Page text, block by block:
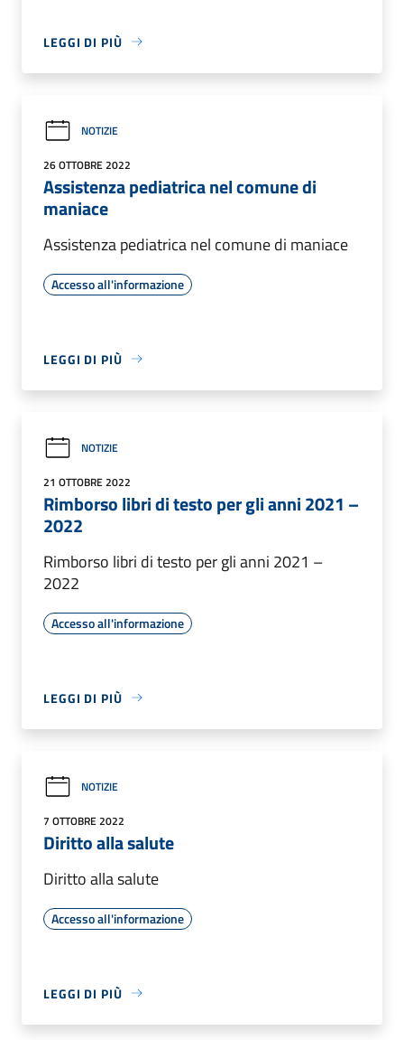
LEGGI DI PIÙ
NOTIZIE
26 OTTOBRE 2022
Assistenza pediatrica nel comune di
maniace
Assistenza pediatrica nel comune di maniace
Accesso all'informazione
LEGGI DI PIÙ
NOTIZIE
21 OTTOBRE 2022
Rimborso libri di testo per gli anni 2021 –
2022
Rimborso libri di testo per gli anni 2021 –
2022
Accesso all'informazione
LEGGI DI PIÙ
NOTIZIE
7 OTTOBRE 2022
Diritto alla salute
Diritto alla salute
Accesso all'informazione
LEGGI DI PIÙ